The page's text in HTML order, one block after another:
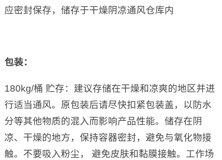
应密封保存，储存于干燥阴凉通风仓库内
包装：
180kg/桶 贮存：建议存储在干燥和凉爽的地区并进
行适当通风。原包装后请尽快扣紧包装盖，以防水
分等其他物质的混入而影响产品性能。储存在阴
凉、干燥的地方，保持容器密封，避免与氧化物接
触。不要吸入粉尘， 避免皮肤和黏膜接触。工作场